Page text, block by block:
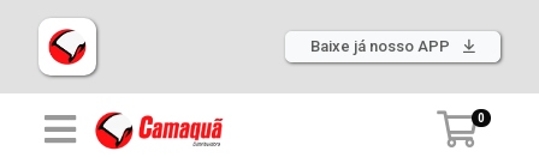
Baixe já nosso APP
0